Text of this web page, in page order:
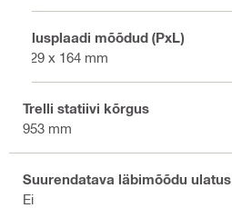
Alusplaadi mõõdud (PxL)
229 x 164 mm
Trelli statiivi kõrgus
953 mm
Suurendatava läbimõõdu ulatus
Ei